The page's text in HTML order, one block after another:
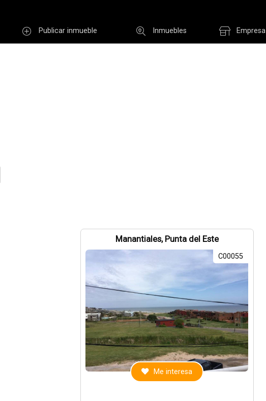
Usuario
Publicar inmueble Inmuebles Empresa
Manantiales, Punta del Este
C00055
Me interesa